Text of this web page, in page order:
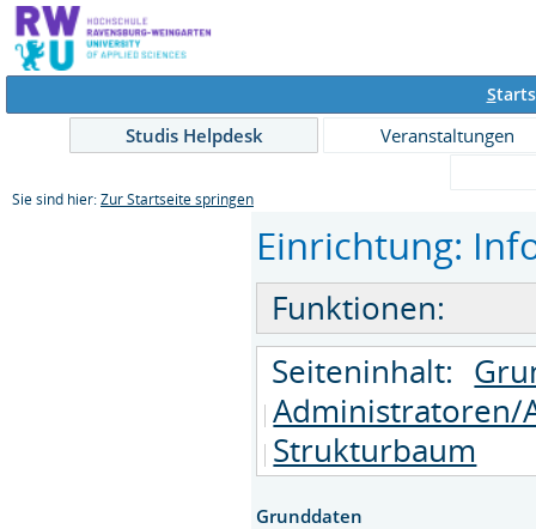
S
Studis Helpdesk
Veranstaltungen
Sie sind hier: Zur Startseite springen
Einrichtung:
Funktionen:
Seiteninhalt:
Strukturbaum
Grunddaten